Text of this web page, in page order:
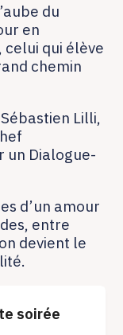
du
en
celui qui élève
chemin
Lilli,
un Dialogue-
d’un amour
entre
devient le
soirée